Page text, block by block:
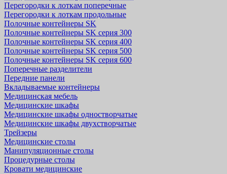
Перегородки к лоткам поперечные
Перегородки к лоткам продольные
Полочные контейнеры SK
Полочные контейнеры SK серия 300
Полочные контейнеры SK серия 400
Полочные контейнеры SK серия 500
Полочные контейнеры SK серия 600
Поперечные разделители
Передние панели
Вкладываемые контейнеры
Медицинская мебель
Медицинские шкафы
Медицинские шкафы одностворчатые
Медицинские шкафы двухстворчатые
Трейзеры
Медицинские столы
Манипуляционные столы
Процедурные столы
Кровати медицинские